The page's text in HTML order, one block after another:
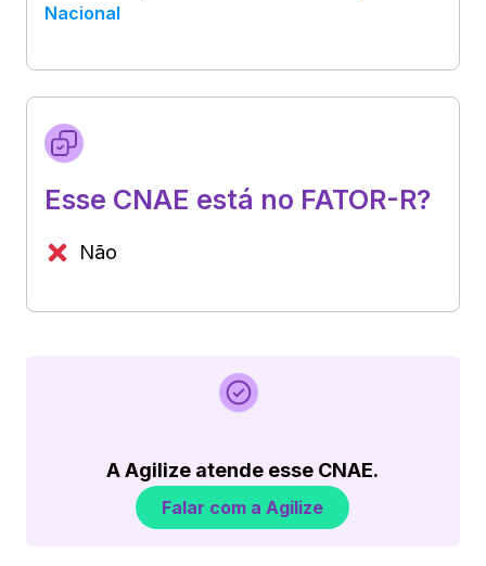
Nacional
Esse CNAE está no FATOR-R?
Não
A Agilize atende esse CNAE.
Falar com a Agilize